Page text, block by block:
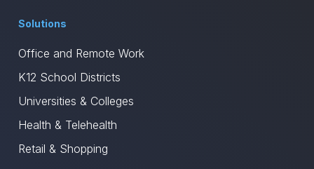
Solutions
Office and Remote Work
K12 School Districts
Universities & Colleges
Health & Telehealth
Retail & Shopping